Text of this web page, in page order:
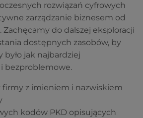
rozwiązań cyfrowych
zarządzanie biznesem od
do dalszej eksploracji
dostępnych zasobów, by
jak najbardziej
bezproblemowe.
firmy z imieniem i nazwiskiem
kodów PKD opisujących